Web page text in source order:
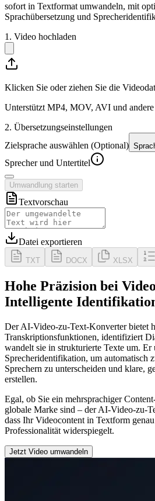
sofort in Textformat umwandeln, mit
Sprachübersetzung und
1. Video hochladen
Klicken Sie oder ziehen Sie die
Unterstützt MP4, MOV, AVI und andere
2. Übersetzungseinstellungen
Zielsprache auswählen (Optional)
Sprecher und Untertitel
Umwandlung starten
Textvorschau
Datei exportieren
TXT DOCX XLSX
Hohe Präzision bei
Intelligente
Der AI-Video-zu-Text-Konverter bietet
Transkriptionsfunktionen, identifiziert
wandelt sie in strukturierte Texte um. Er
Sprecheridentifikation, um automatisch
Sprechern zu unterscheiden und klare,
erstellen.
Egal, ob Sie ein mehrsprachiger
globale Marke sind – der AI-Video-zu-
dass Ihr Videocontent in Textform
Professionalität widerspiegelt.
Jetzt Video umwandeln